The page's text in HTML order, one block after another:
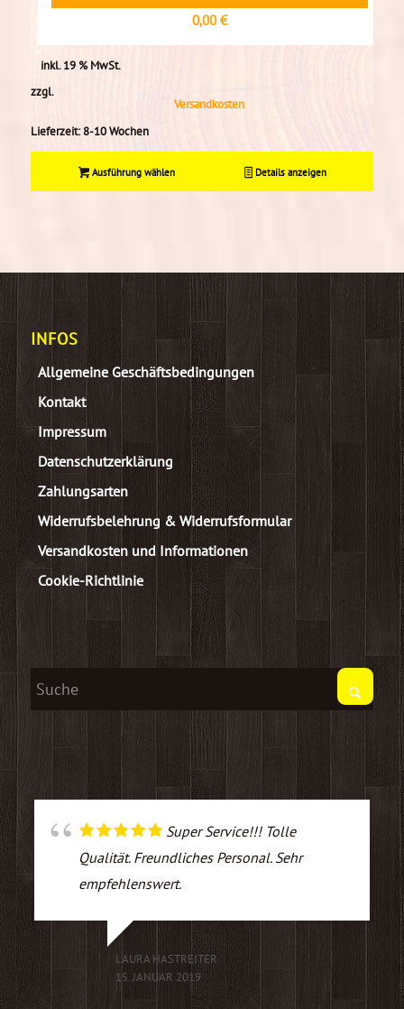
0,00€
inkl. 19 % MwSt.
zzgl.
Versandkosten
Lieferzeit:8-10 Wochen
Ausführung wählen Details anzeigen
INFOS
Allgemeine Geschäftsbedingungen
Kontakt
Impressum
Datenschutzerklärung
Zahlungsarten
Widerrufsbelehrung & Widerrufsformular
Versandkosten und Informationen
Cookie-Richtlinie
Super Service!!! Tolle
Qualität. Freundliches Personal. Sehr
empfehlenswert.
LAURA HASTREITER
15. JANUAR 2019